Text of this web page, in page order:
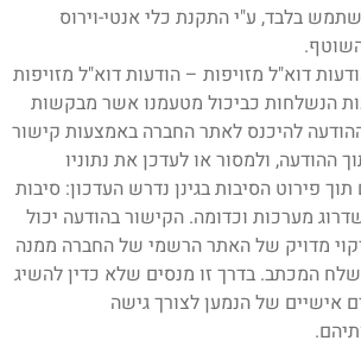
בלבד, ע"י התקנת כלי אנטי-וירוס
דוא"ל מזויפות – הודעות דוא"ל מזויפות
הנשלחות כביכול מטעמנו אשר מבקשות
להיכנס לאתר החברה באמצעות קישור
ההודעה, ולמסור או לעדכן את נתוניו
פירוט הסיבות בגינן נדרש העדכון: סיבות
מערכות וכדומה. הקישור בהודעה יכול
מדויק של האתר הרשמי של החברה ממנה
המכתב. בדרך זו מנסים שלא כדין להשיג
אישיים של הנמען לצורך גישה